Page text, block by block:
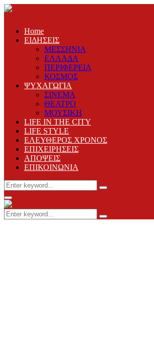
Home
ΕΙΔΗΣΕΙΣ
ΜΕΣΣΗΝΙΑ
ΕΛΛΑΔΑ
ΠΕΡΙΦΕΡΕΙΑ
ΚΟΣΜΟΣ
ΨΥΧΑΓΩΓΙΑ
ΣΙΝΕΜΑ
ΘΕΑΤΡΟ
ΜΟΥΣΙΚΗ
LIFE IN THE CITY
LIFE STYLE
ΕΛΕΥΘΕΡΟΣ ΧΡΟΝΟΣ
ΕΠΙΧΕΙΡΗΣΕΙΣ
ΑΠΟΨΕΙΣ
ΕΠΙΚΟΙΝΩΝΙΑ
Search
for:
Search
Primary
Menu
Search
for:
Search